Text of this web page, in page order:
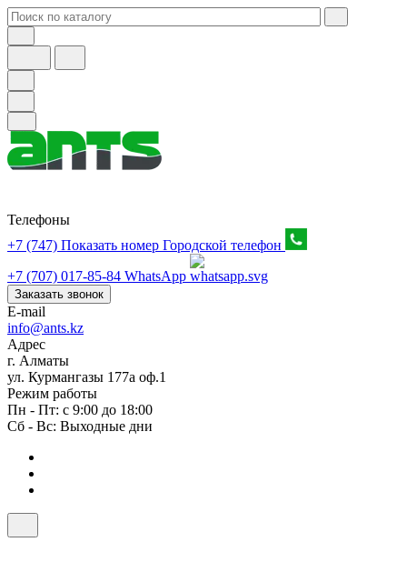
Телефоны
+7 (747) Показать номер Городской телефон
+7 (707) 017-85-84 WhatsApp
Заказать звонок
E-mail
info@ants.kz
Адрес
г. Алматы
ул. Курмангазы 177а оф.1
Режим работы
Пн - Пт: с 9:00 до 18:00
Сб - Вс: Выходные дни